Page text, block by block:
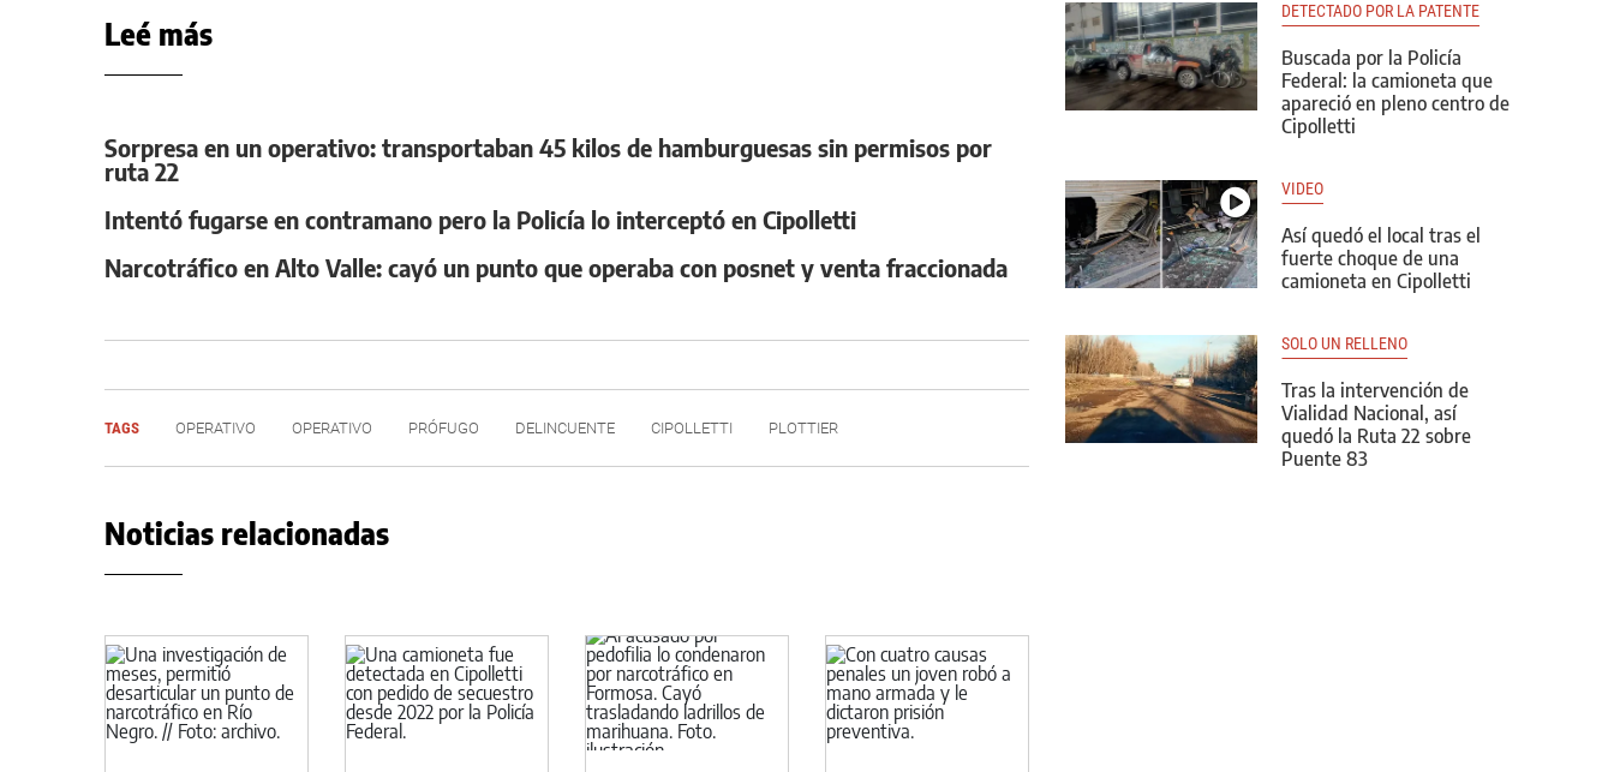
Leé más
Sorpresa en un operativo: transportaban 45 kilos de hamburguesas sin permisos por
ruta 22
Intentó fugarse en contramano pero la Policía lo interceptó en Cipolletti
Narcotráfico en Alto Valle: cayó un punto que operaba con posnet y venta fraccionada
TAGS OPERATIVO OPERATIVO PRÓFUGO DELINCUENTE CIPOLLETTI PLOTTIER
Noticias relacionadas
DETECTADO POR LA PATENTE
Buscada por la Policía
Federal: la camioneta que
apareció en pleno centro de
Cipolletti
VIDEO
Así quedó el local tras el
fuerte choque de una
camioneta en Cipolletti
SOLO UN RELLENO
Tras la intervención de
Vialidad Nacional, así
quedó la Ruta 22 sobre
Puente 83